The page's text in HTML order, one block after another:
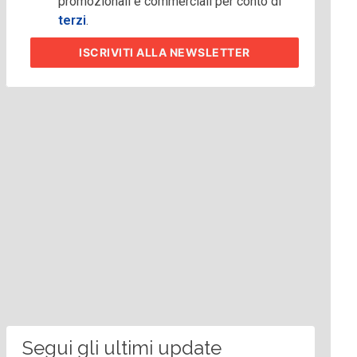
terzi.
ISCRIVITIALLA NEWSLETTER
Segui gli ultimi update